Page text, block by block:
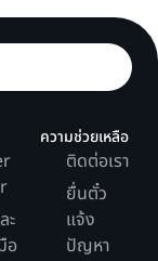
ะ
อ
ความช่วยเหลือ
ติดต่อเรา
ยื่นตั๋ว
แจ้ง
ปัญหา